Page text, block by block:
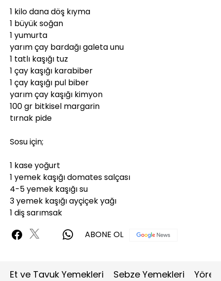
1 kilo dana döş kıyma
1 büyük soğan
1 yumurta
yarım çay bardağı galeta unu
1 tatlı kaşığı tuz
1 çay kaşığı karabiber
1 çay kaşığı pul biber
yarım çay kaşığı kimyon
100 gr bitkisel margarin
tırnak pide
Sosu için;
1 kase yoğurt
1 yemek kaşığı domates salçası
4-5 yemek kaşığı su
3 yemek kaşığı ayçiçek yağı
1 diş sarımsak
ABONE OL
Et ve Tavuk Yemekleri Sebze Yemekleri